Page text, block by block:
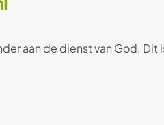
aan de dienst van God. Dit